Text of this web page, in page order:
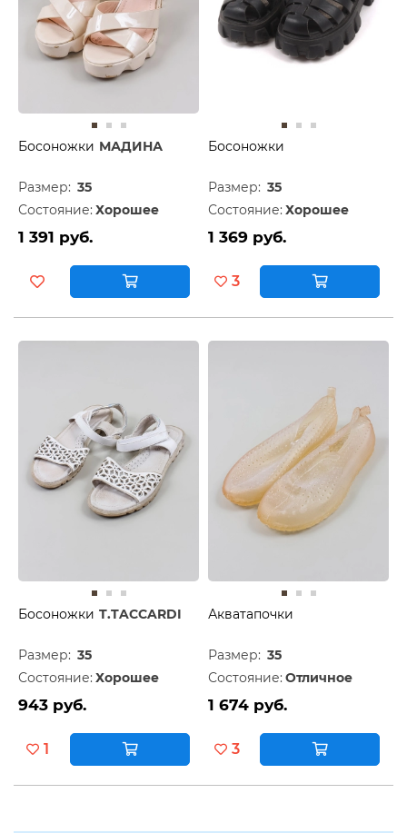
Босоножки МАДИНА
Размер: 35
Состояние: Хорошее
1 391 руб.
Босоножки
Размер: 35
Состояние: Хорошее
1 369 руб.
3
Босоножки T.TACCARDI
Размер: 35
Состояние: Хорошее
943 руб.
1
Акватапочки
Размер: 35
Состояние: Отличное
1 674 руб.
3